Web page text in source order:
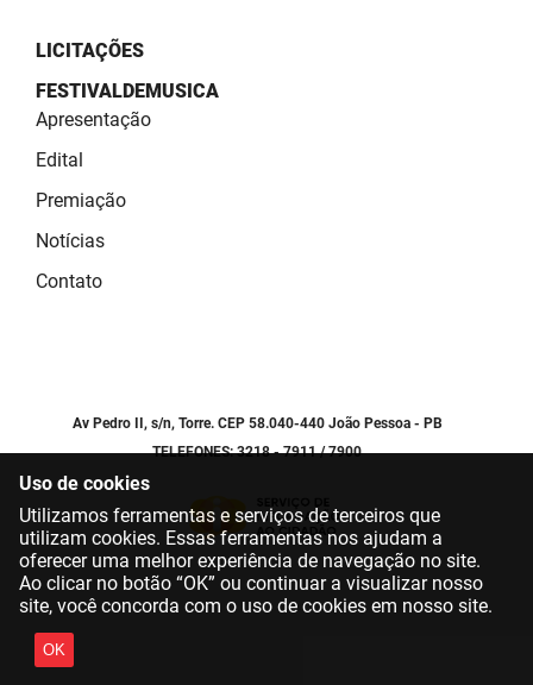
LICITAÇÕES
FESTIVALDEMUSICA
Apresentação
Edital
Premiação
Notícias
Contato
Av Pedro II, s/n, Torre. CEP 58.040-440 João Pessoa - PB
TELEFONES: 3218 - 7911 / 7900
Uso de cookies
Utilizamos ferramentas e serviços de terceiros que
utilizam cookies. Essas ferramentas nos ajudam a
oferecer uma melhor experiência de navegação no site.
Ao clicar no botão “OK” ou continuar a visualizar nosso
site, você concorda com o uso de cookies em nosso site.
OK